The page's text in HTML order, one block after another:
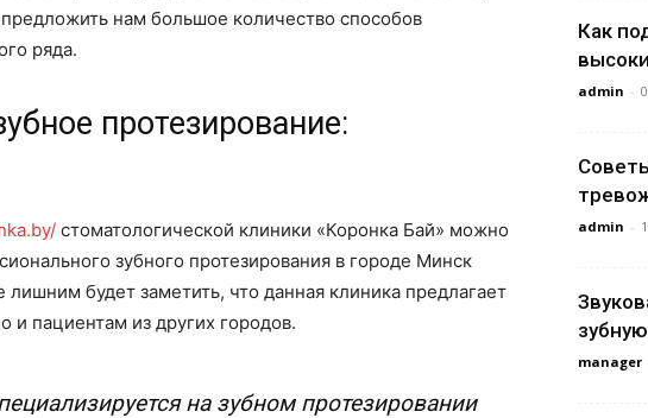
нам большое количество способов
ряда.
протезирование:
стоматологической клиники «Коронка Бай» можно
зубного протезирования в городе Минск
будет заметить, что данная клиника предлагает
и пациентам из других городов.
на зубном протезировании
Как
admin -
admin -
manager